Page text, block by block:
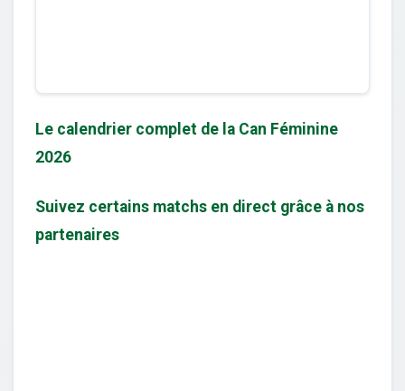
Le calendrier complet de la Can Féminine
2026
Suivez certains matchs en direct grâce à nos
partenaires